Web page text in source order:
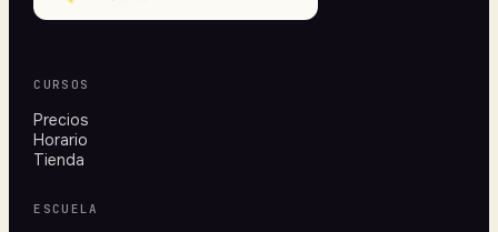
CURSOS
Precios
Horario
Tienda
ESCUELA